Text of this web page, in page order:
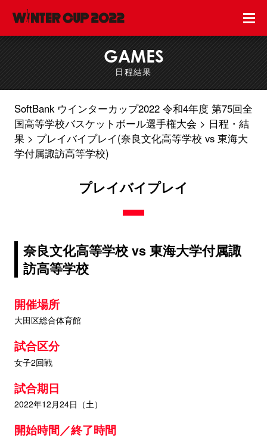
GAMES
日程結果
SoftBank ウインターカップ2022 令和4年度 第75回全
国高等学校バスケットボール選手権大会
日程・結
果
プレイバイプレイ(奈良文化高等学校 vs 東海大
学付属諏訪高等学校)
プレイバイプレイ
奈良文化高等学校 vs 東海大学付属諏
訪高等学校
開催場所
大田区総合体育館
試合区分
女子2回戦
試合期日
2022年12月24日（土）
開始時間／終了時間